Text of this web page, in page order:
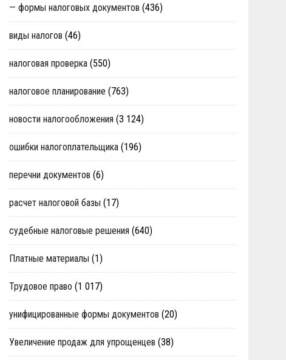
— формы налоговых документов (436)
виды налогов (46)
налоговая проверка (550)
налоговое планирование (763)
новости налогообложения (3 124)
ошибки налогоплательщика (196)
перечни документов (6)
расчет налоговой базы (17)
судебные налоговые решения (640)
Платные материалы (1)
Трудовое право (1 017)
унифицированные формы документов (20)
Увеличение продаж для упрощенцев (38)